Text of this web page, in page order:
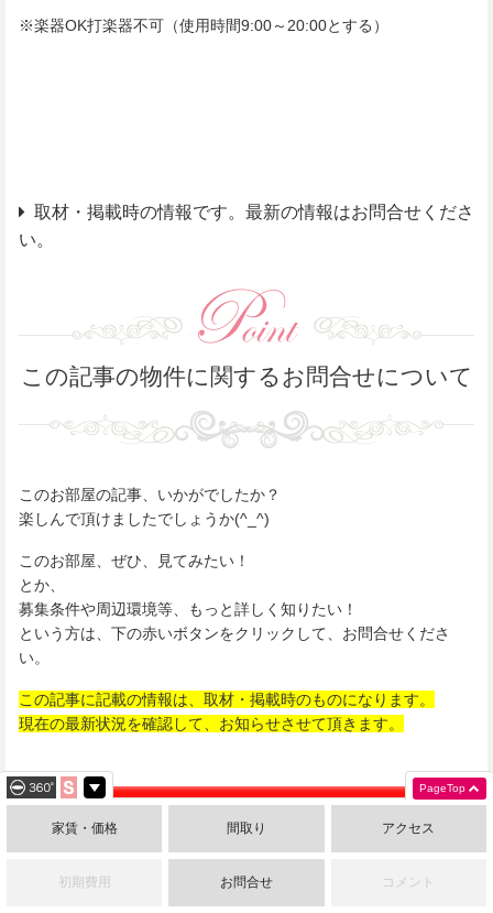
※楽器OK打楽器不可（使用時間9:00～20:00とする）
取材・掲載時の情報です。最新の情報はお問合せくださ
い。
この記事の物件に関するお問合せについて
このお部屋の記事、いかがでしたか？
楽しんで頂けましたでしょうか(^_^)
このお部屋、ぜひ、見てみたい！
とか、
募集条件や周辺環境等、もっと詳しく知りたい！
という方は、下の赤いボタンをクリックして、お問合せくださ
い。
この記事に記載の情報は、取材・掲載時のものになります。
現在の最新状況を確認して、お知らせさせて頂きます。
最新状況のお問合せ、見学のご予約はコ
家賃・価格 間取り アクセス
初期費用 お問合せ コメント
PageTop